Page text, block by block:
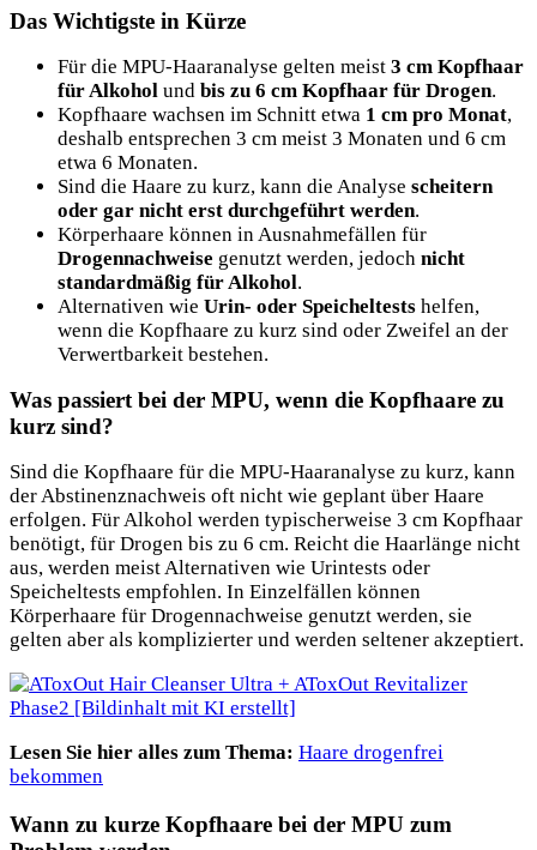
Das Wichtigste in Kürze
Für die MPU-Haaranalyse gelten meist 3 cm Kopfhaar
für Alkohol und bis zu 6 cm Kopfhaar für Drogen.
Kopfhaare wachsen im Schnitt etwa 1 cm pro Monat,
deshalb entsprechen 3 cm meist 3 Monaten und 6 cm
etwa 6 Monaten.
Sind die Haare zu kurz, kann die Analyse scheitern
oder gar nicht erst durchgeführt werden.
Körperhaare können in Ausnahmefällen für
Drogennachweise genutzt werden, jedoch nicht
standardmäßig für Alkohol.
Alternativen wie Urin- oder Speicheltests helfen,
wenn die Kopfhaare zu kurz sind oder Zweifel an der
Verwertbarkeit bestehen.
Was passiert bei der MPU, wenn die Kopfhaare zu
kurz sind?
Sind die Kopfhaare für die MPU-Haaranalyse zu kurz, kann
der Abstinenznachweis oft nicht wie geplant über Haare
erfolgen. Für Alkohol werden typischerweise 3 cm Kopfhaar
benötigt, für Drogen bis zu 6 cm. Reicht die Haarlänge nicht
aus, werden meist Alternativen wie Urintests oder
Speicheltests empfohlen. In Einzelfällen können
Körperhaare für Drogennachweise genutzt werden, sie
gelten aber als komplizierter und werden seltener akzeptiert.
Lesen Sie hier alles zum Thema: Haare drogenfrei
bekommen
Wann zu kurze Kopfhaare bei der MPU zum